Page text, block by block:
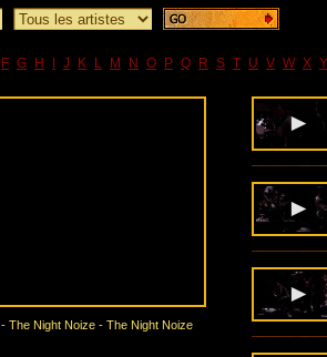
F G H J K L M N O P Q R S T U V W X Y
- The Night Noize - The Night Noize